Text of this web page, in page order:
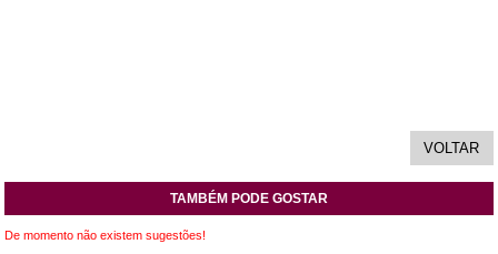
TAMBÉM PODE GOSTAR
De momento não existem sugestões!